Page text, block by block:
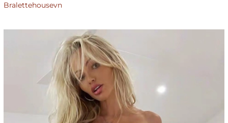
Bralettehousevn